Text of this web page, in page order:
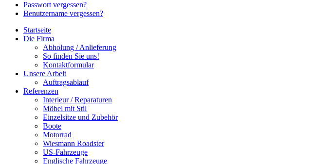
Passwort vergessen?
Benutzername vergessen?
Startseite
Die Firma
Abholung / Anlieferung
So finden Sie uns!
Kontaktformular
Unsere Arbeit
Auftragsablauf
Referenzen
Interieur / Reparaturen
Möbel mit Stil
Einzelsitze und Zubehör
Boote
Motorrad
Wiesmann Roadster
US-Fahrzeuge
Englische Fahrzeuge